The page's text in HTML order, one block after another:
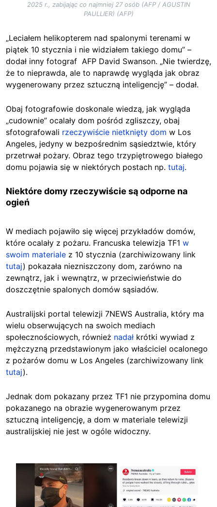
2025 r., zabijając co najmniej 27 osób (AFP / AGUSTIN
PAULLIER) (AFP)
„Leciałem helikopterem nad spalonymi terenami w
piątek 10 stycznia i nie widziałem takiego domu” –
dodał inny fotograf AFP David Swanson. „Nie twierdzę,
że to nieprawda, ale to naprawdę wygląda jak obraz
wygenerowany przez sztuczną inteligencję” – dodał.
Obaj fotografowie doskonale wiedzą, jak wygląda
„cudownie” ocalały dom pośród zgliszczy, obaj
sfotografowali rzeczywiście nietknięty dom w Los
Angeles, jedyny w bezpośrednim sąsiedztwie, który
przetrwał pożary. Obraz tego trzypiętrowego białego
domu pojawia się w niektórych postach np. tutaj.
Niektóre domy rzeczywiście są odporne na
ogień
W mediach pojawiło się więcej przykładów domów,
które ocalały z pożaru. Francuska telewizja TF1 w
swoim materiale z 10 stycznia (zarchiwizowany link
tutaj) pokazała niezniszczony dom, zarówno na
zewnątrz, jak i wewnątrz, w przeciwieństwie do
doszczętnie spalonych domów sąsiadów.
Australijski portal telewizji 7NEWS Australia, który ma
wielu obserwujących na swoich mediach
społecznościowych, również nadał krótki wywiad z
mężczyzną przedstawionym jako właściciel ocalonego
z pożarów domu w Los Angeles (zarchiwizowany link
tutaj).
Jednak dom pokazany przez TF1 nie przypomina domu
pokazanego na obrazie wygenerowanym przez
sztuczną inteligencję, a dom w materiale telewizji
australijskiej nie jest w ogóle widoczny.